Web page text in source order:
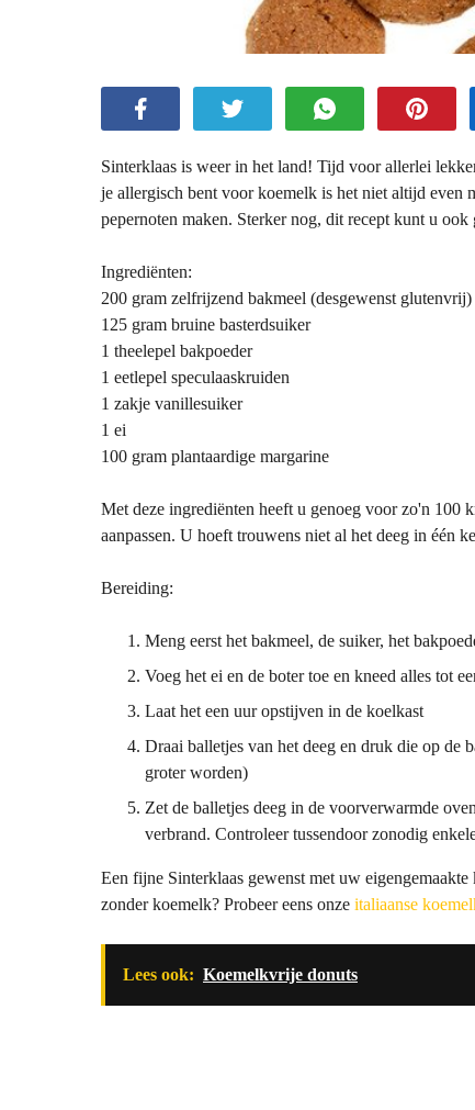
Sinterklaas is weer in het land! Tijd voor allerlei
je allergisch bent voor koemelk is het niet altijd
pepernoten maken. Sterker nog, dit recept kunt u
Ingrediënten:
200 gram zelfrijzend bakmeel (desgewenst glutenvrij)
125 gram bruine basterdsuiker
1 theelepel bakpoeder
1 eetlepel speculaaskruiden
1 zakje vanillesuiker
1 ei
100 gram plantaardige margarine
Met deze ingrediënten heeft u genoeg voor zo'n 100
aanpassen. U hoeft trouwens niet al het deeg in één
Bereiding:
Meng eerst het bakmeel, de suiker, het
Voeg het ei en de boter toe en kneed alles tot
Laat het een uur opstijven in de koelkast
Draai balletjes van het deeg en druk die op de
groter worden)
Zet de balletjes deeg in de voorverwarmde
verbrand. Controleer tussendoor zonodig
Een fijne Sinterklaas gewenst met uw
zonder koemelk? Probeer eens onze italiaanse
Lees ook: Koemelkvrije donuts